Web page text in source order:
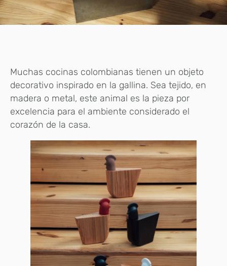
Muchas cocinas colombianas tienen un objeto
decorativo inspirado en la gallina. Sea tejido, en
madera o metal, este animal es la pieza por
excelencia para el ambiente considerado el
corazón de la casa.